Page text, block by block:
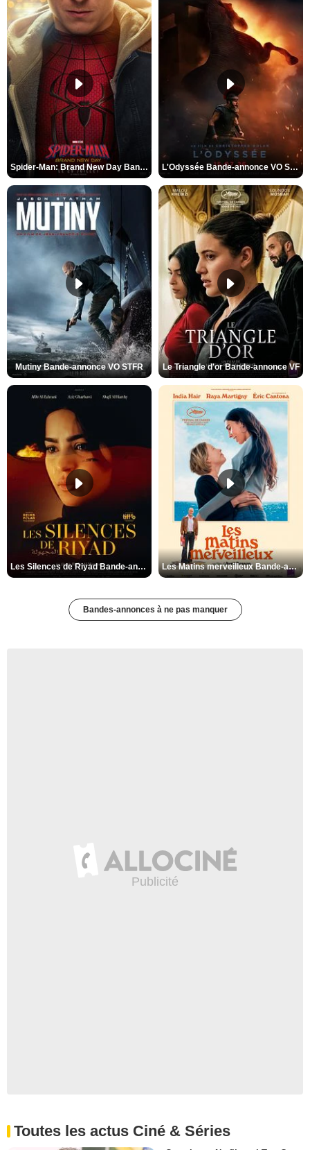
Spider-Man: Brand New Day Bande-annonce VO STFR L'Odyssée Bande-annonce VO STFR
Mutiny Bande-annonce VO STFR Le Triangle d'or Bande-annonce VF
Les Silences de Riyad Bande-annonce VO STFR Les Matins merveilleux Bande-annonce VF
Bandes-annonces à ne pas manquer
Toutes les actus Ciné & Séries